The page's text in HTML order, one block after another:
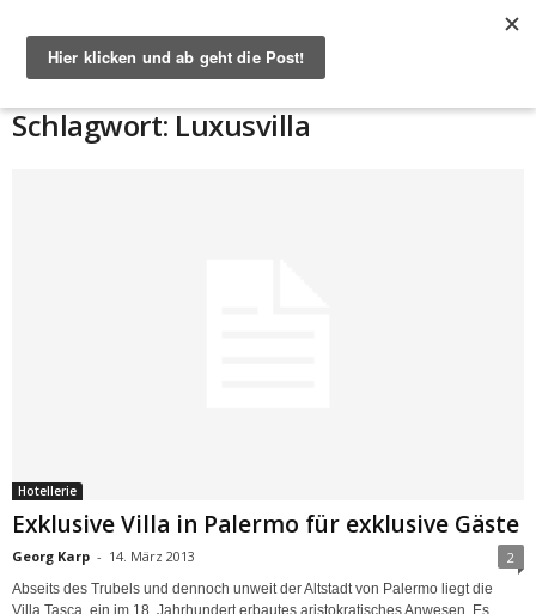
Schlagwort: Luxusvilla
Hotellerie
Exklusive Villa in Palermo für exklusive Gäste
Georg Karp - 14. März 2013 2
Abseits des Trubels und dennoch unweit der Altstadt von Palermo liegt die
Villa Tasca, ein im 18. Jahrhundert erbautes aristokratisches Anwesen. Es